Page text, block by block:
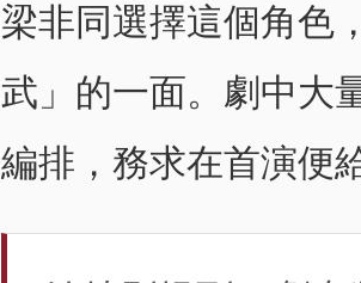
梁非同選擇這個角色
武」的一面。劇中大
編排，務求在首演便